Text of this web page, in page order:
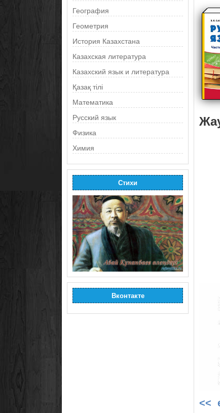
География
Геометрия
История Казахстана
Казахская литература
Казахский язык и литература
Қазақ тілі
Математика
Русский язык
Физика
Химия
Стихи
Вконтакте
<<